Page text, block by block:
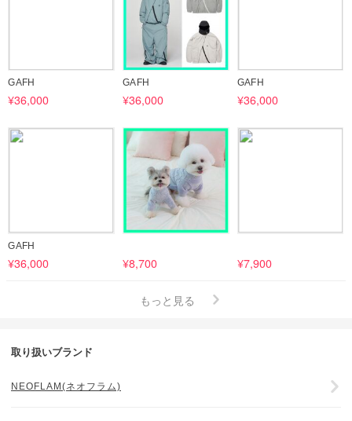
GAFH
¥36,000
GAFH
¥36,000
GAFH
¥36,000
GAFH
¥36,000 ¥8,700 ¥7,900
もっと見る
取り扱いブランド
NEOFLAM(ネオフラム)